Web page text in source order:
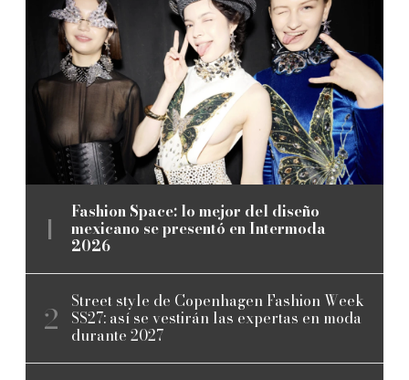
Fashion Space: lo mejor del diseño
mexicano se presentó en Intermoda
2026
Street style de Copenhagen Fashion Week
SS27: así se vestirán las expertas en moda
durante 2027